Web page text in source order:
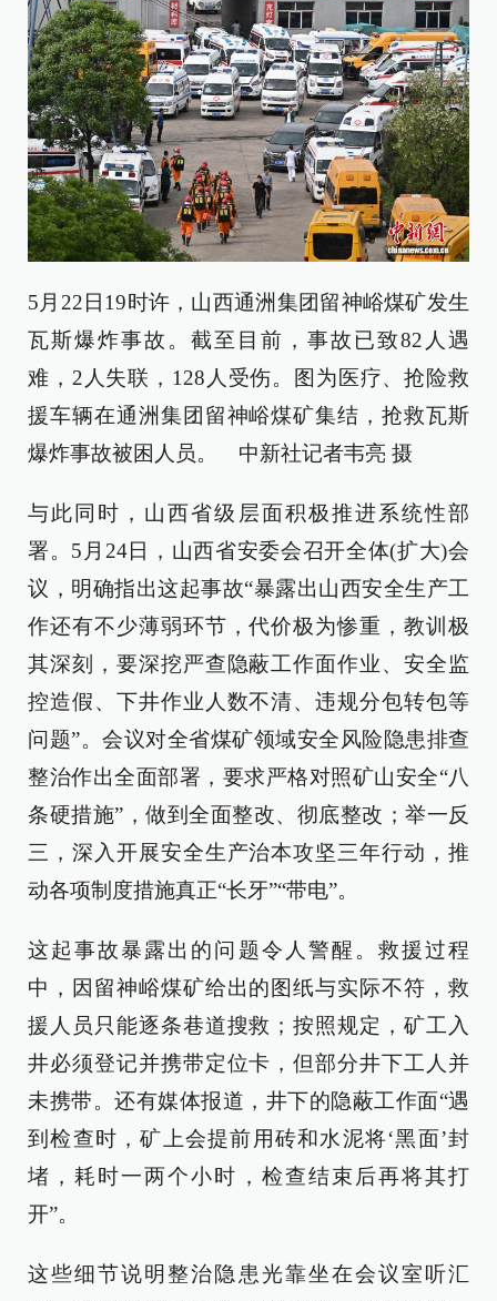
5月22日19时许，山西通洲集团留神峪煤矿发生
瓦斯爆炸事故。截至目前，事故已致82人遇
难，2人失联，128人受伤。图为医疗、抢险救
援车辆在通洲集团留神峪煤矿集结，抢救瓦斯
爆炸事故被困人员。 中新社记者韦亮 摄
与此同时，山西省级层面积极推进系统性部
署。5月24日，山西省安委会召开全体(扩大)会
议，明确指出这起事故“暴露出山西安全生产工
作还有不少薄弱环节，代价极为惨重，教训极
其深刻，要深挖严查隐蔽工作面作业、安全监
控造假、下井作业人数不清、违规分包转包等
问题”。会议对全省煤矿领域安全风险隐患排查
整治作出全面部署，要求严格对照矿山安全“八
条硬措施”，做到全面整改、彻底整改；举一反
三，深入开展安全生产治本攻坚三年行动，推
动各项制度措施真正“长牙”“带电”。
这起事故暴露出的问题令人警醒。救援过程
中，因留神峪煤矿给出的图纸与实际不符，救
援人员只能逐条巷道搜救；按照规定，矿工入
井必须登记并携带定位卡，但部分井下工人并
未携带。还有媒体报道，井下的隐蔽工作面“遇
到检查时，矿上会提前用砖和水泥将‘黑面’封
堵，耗时一两个小时，检查结束后再将其打
开”。
这些细节说明整治隐患光靠坐在会议室听汇